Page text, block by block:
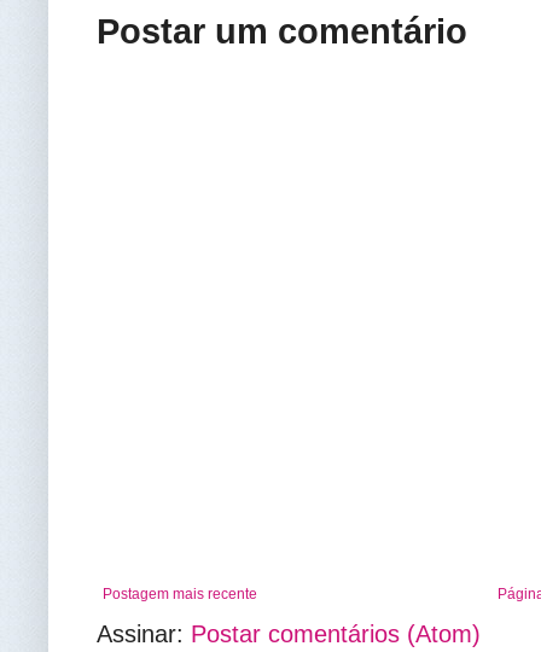
Postar um comentário
Postagem mais recente
Assinar: Postar comentários (Atom)